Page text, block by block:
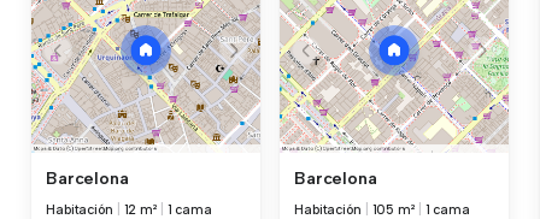
Barcelona
Habitación 12 m² 1 cama
Barcelona
Habitación 105 m² 1 cama